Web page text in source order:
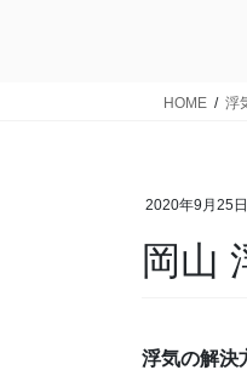
HOME 浮
2020年9月25日
岡山
浮気の解決